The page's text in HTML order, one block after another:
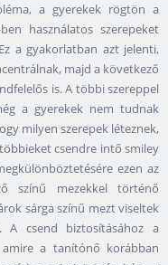
a gyerekek rögtön a
használatos szerepeket
a gyakorlatban azt jelenti,
majd a következő
is. A többi szereppel
a gyerekek nem tudnak
milyen szerepek léteznek,
csendre intő smiley
ezen az
színű mezekkel történő
sárga színű mezt viseltek
A csend biztosításához a
a tanítónő korábban